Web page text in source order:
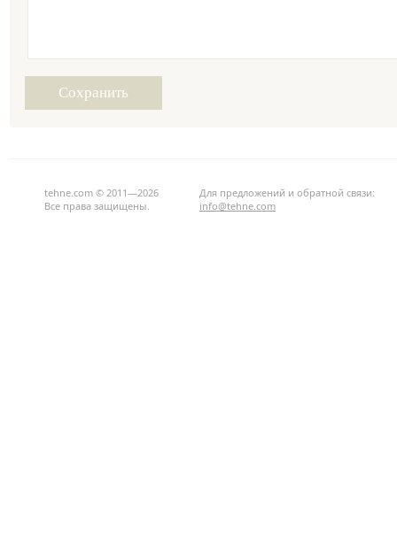
tehne.com © 2011—2026
Все права защищены.
Для предложений и обратной связи:
info@tehne.com